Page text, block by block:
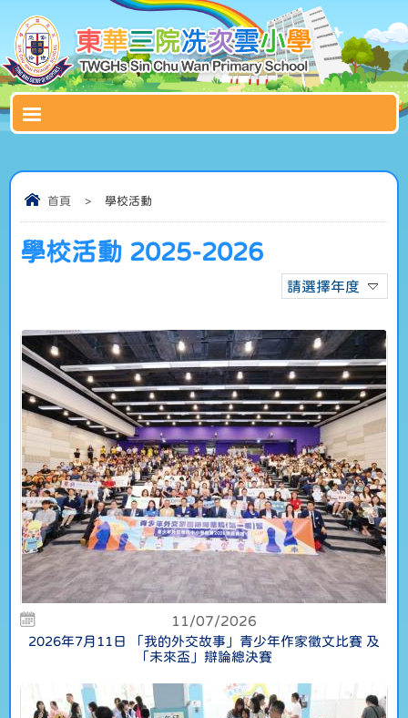
首頁 > 學校活動
學校活動 2025-2026
請選擇年度
11/07/2026
2026年7月11日 「我的外交故事」青少年作家徵文比賽 及
「未來盃」辯論總決賽